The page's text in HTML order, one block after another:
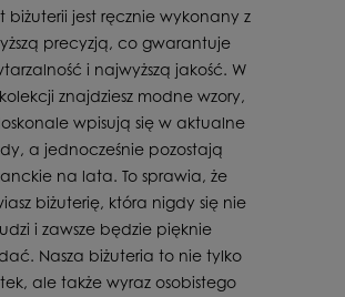
biżuterii jest ręcznie wykonany z
precyzją, co gwarantuje
i najwyższą jakość. W
znajdziesz modne wzory,
wpisują się w aktualne
a jednocześnie pozostają
na lata. To sprawia, że
biżuterię, która nigdy się nie
i zawsze będzie pięknie
Nasza biżuteria to nie tylko
ale także wyraz osobistego